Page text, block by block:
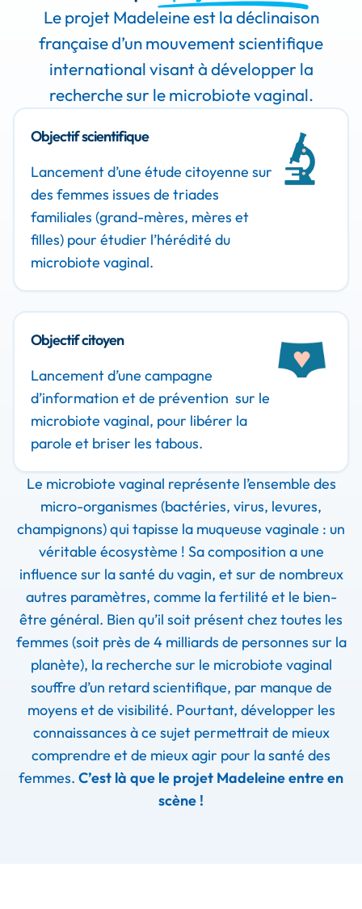
Le projet Madeleine est la déclinaison
française d’un mouvement scientifique
international visant à développer la
recherche sur le microbiote vaginal.
Objectif scientifique
Lancement d’une étude citoyenne sur
des femmes issues de triades
familiales (grand-mères, mères et
filles) pour étudier l’hérédité du
microbiote vaginal.
Objectif citoyen
Lancement d’une campagne
d’information et de prévention sur le
microbiote vaginal, pour libérer la
parole et briser les tabous.
Le microbiote vaginal représente l’ensemble des
micro-organismes (bactéries, virus, levures,
champignons) qui tapisse la muqueuse vaginale : un
véritable écosystème ! Sa composition a une
influence sur la santé du vagin, et sur de nombreux
autres paramètres, comme la fertilité et le bien-
être général. Bien qu’il soit présent chez toutes les
femmes (soit près de 4 milliards de personnes sur la
planète), la recherche sur le microbiote vaginal
souffre d’un retard scientifique, par manque de
moyens et de visibilité. Pourtant, développer les
connaissances à ce sujet permettrait de mieux
comprendre et de mieux agir pour la santé des
femmes. C’est là que le projet Madeleine entre en
scène !